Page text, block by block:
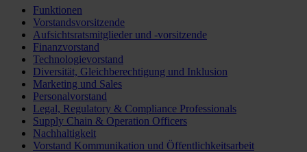
Funktionen
Vorstandsvorsitzende
Aufsichtsratsmitglieder und -vorsitzende
Finanzvorstand
Technologievorstand
Diversität, Gleichberechtigung und Inklusion
Marketing und Sales
Personalvorstand
Legal, Regulatory & Compliance Professionals
Supply Chain & Operation Officers
Nachhaltigkeit
Vorstand Kommunikation und Öffentlichkeitsarbeit